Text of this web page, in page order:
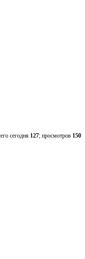
сегодня 127; просмотров 150